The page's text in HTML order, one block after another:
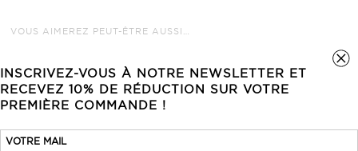
INSCRIVEZ-VOUS À NOTRE NEWSLETTER ET
RECEVEZ 10% DE RÉDUCTION SUR VOTRE
PREMIÈRE COMMANDE !
VOUS AIMEREZ PEUT-ÊTRE AUSSI…